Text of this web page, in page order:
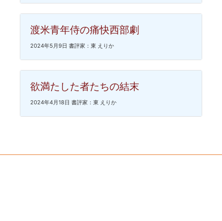
渡米青年侍の痛快西部劇
2024年5月9日 書評家：東 えりか
欲満たした者たちの結末
2024年4月18日 書評家：東 えりか